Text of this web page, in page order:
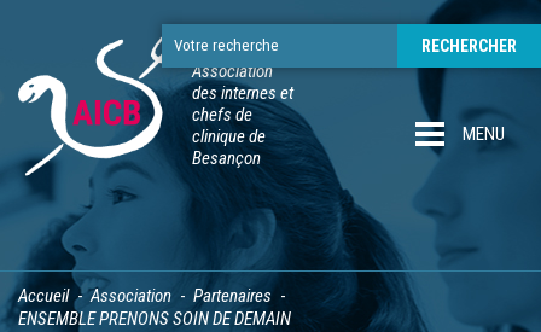
Association
des internes et
chefs de
clinique de
Besançon
MENU
Accueil Association
Partenaires
ENSEMBLE PRENONS SOIN DE DEMAIN